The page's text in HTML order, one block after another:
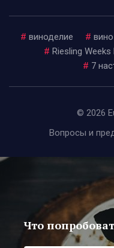
# виноделие # вино
# Riesling Weeks
# 7
© 2026
Вопросы и
Что